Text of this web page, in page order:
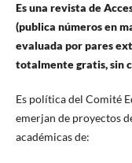
Es una revista de
(publica números en
evaluada por pares
totalmente gratis, sin
Es política del Comité
emerjan de proyectos
académicas de: